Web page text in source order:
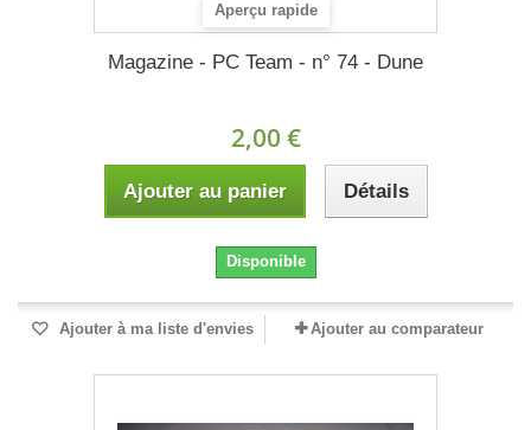
Aperçu rapide
Magazine - PC Team - n° 74 - Dune
2,00 €
Ajouter au panier Détails
Disponible
Ajouter à ma liste d'envies Ajouter au comparateur